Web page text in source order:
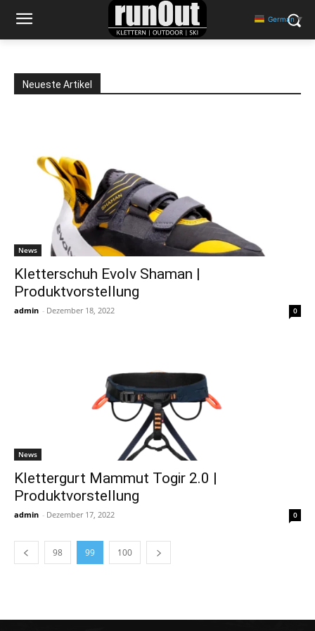
Neueste Artikel
News
Kletterschuh Evolv Shaman |
Produktvorstellung
admin - Dezember 18, 2022 0
News
Klettergurt Mammut Togir 2.0 |
Produktvorstellung
admin - Dezember 17, 2022 0
98 99 100
German ▼